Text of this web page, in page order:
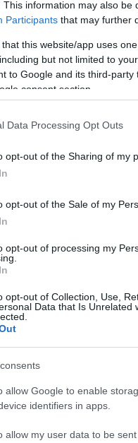
This information may also
Participants that may further
that this website/app uses
but not limited to
to Google and its third-
consent section.
Data Processing Opt Outs
opt-out of the Sharing of my
opt-out of the Sale of my
opt-out of processing my
opt-out of Collection, Use,
Data that Is Unrelated
allow Google to enable
identifiers in apps.
allow my user data to be
Vállalkozási
idén még
kormány 2023-ban kiadott
könyvelők,